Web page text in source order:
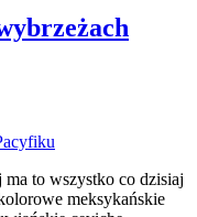
to wszystko co dzisiaj
meksykańskie